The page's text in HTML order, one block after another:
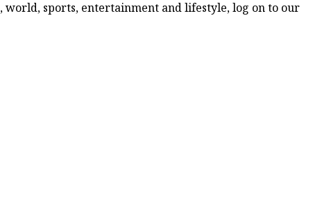
world, sports, entertainment and lifestyle, log on to our